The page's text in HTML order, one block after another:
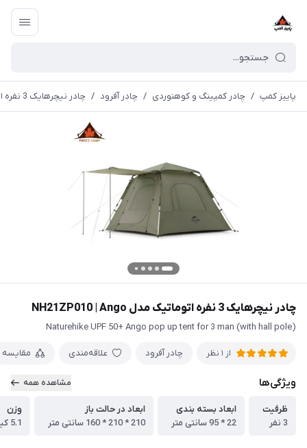
پاییز کمپ / چادر کمپینگ و کوهنوردی / چادر آفرود / چادر نیچرهایک 3 نفره اتوماتیک مدل NH21ZP010 | Ango
چادر نیچرهایک 3 نفره اتوماتیک مدل NH21ZP010 | Ango
Naturehike UPF 50+ Ango pop up tent for 3 man (with hall pole)
از 1 نظر چادر آفرود علاقه‌مندی مقایسه
ویژگی‌ها مشاهده همه
ظرفیت
3 نفر
ابعاد بسته بندی
22 * 95 سانتی متر
ابعاد در حالت باز
210 * 210 * 160 سانتی متر
وزن
5.1 کیلو گرم